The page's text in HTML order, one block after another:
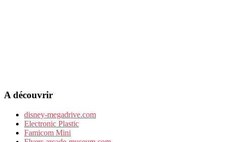
A découvrir
disney-megadrive.com
Electronic Plastic
Famicom Mini